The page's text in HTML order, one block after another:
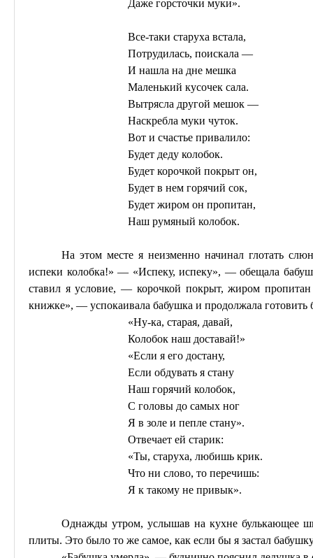
Даже горсточки муки».
Все-таки старуха встала,
Потрудилась, поискала —
И нашла на дне мешка
Маленький кусочек сала.
Вытрясла другой мешок —
Наскребла муки чуток.
Вот и счастье привалило:
Будет деду колобок.
Будет корочкой покрыт он,
Будет в нем горячий сок,
Будет жиром он пропитан,
Наш румяный колобок.
На этом месте я неизменно начинал глотать
испеки колобка!» — «Испеку, испеку», — обещала
ставил я условие, — корочкой покрыт, жиром
книжке», — успокаивала бабушка и продолжала готовить
«Ну-ка, старая, давай,
Колобок наш доставай!»
«Если я его достану,
Если обдувать я стану
Наш горячий колобок,
С головы до самых ног
Я в золе и пепле стану».
Отвечает ей старик:
«Ты, старуха, любишь крик.
Что ни слово, то перечишь:
Я к такому не привык».
Однажды утром, услышав на кухне булькающее
плиты. Это было то же самое, как если бы я застал